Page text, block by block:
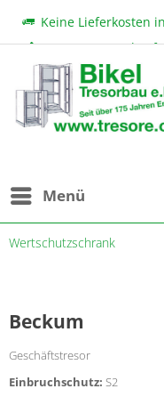
Keine Lieferkosten
Beratung & Verkauf:
bikel@tresore.com
Günstige Preise
Menü
Wertschutzschrank
Beckum
Geschäftstresor
Einbruchschutz: S2